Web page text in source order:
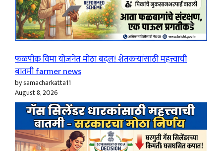
फळपीक विमा योजनेत मोठा बदल! शेतकऱ्यांसाठी महत्त्वाची
बातमी farmer news
by samacharkatta11
August 8, 2026